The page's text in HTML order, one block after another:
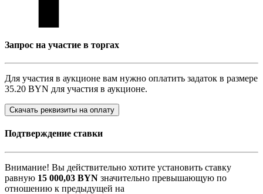
Запрос на участие в торгах
Для участия в аукционе вам нужно оплатить задаток в размере
35.20 BYN для участия в аукционе.
Скачать реквизиты на оплату
Подтверждение ставки
Внимание! Вы действительно хотите установить ставку
равную 15 000,03 BYN значительно превышающую по
отношению к предыдущей на